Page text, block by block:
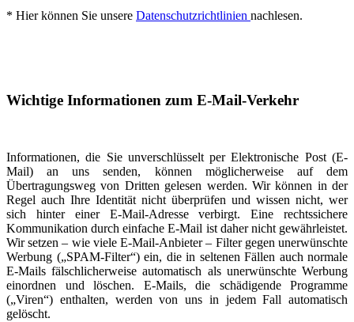
* Hier können Sie unsere Datenschutzrichtlinien nachlesen.
Wichtige Informationen zum E-Mail-Verkehr
Informationen, die Sie unverschlüsselt per Elektronische Post (E-
Mail) an uns senden, können möglicherweise auf dem
Übertragungsweg von Dritten gelesen werden. Wir können in der
Regel auch Ihre Identität nicht überprüfen und wissen nicht, wer
sich hinter einer E-Mail-Adresse verbirgt. Eine rechtssichere
Kommunikation durch einfache E-Mail ist daher nicht gewährleistet.
Wir setzen – wie viele E-Mail-Anbieter – Filter gegen unerwünschte
Werbung („SPAM-Filter“) ein, die in seltenen Fällen auch normale
E-Mails fälschlicherweise automatisch als unerwünschte Werbung
einordnen und löschen. E-Mails, die schädigende Programme
(„Viren“) enthalten, werden von uns in jedem Fall automatisch
gelöscht.